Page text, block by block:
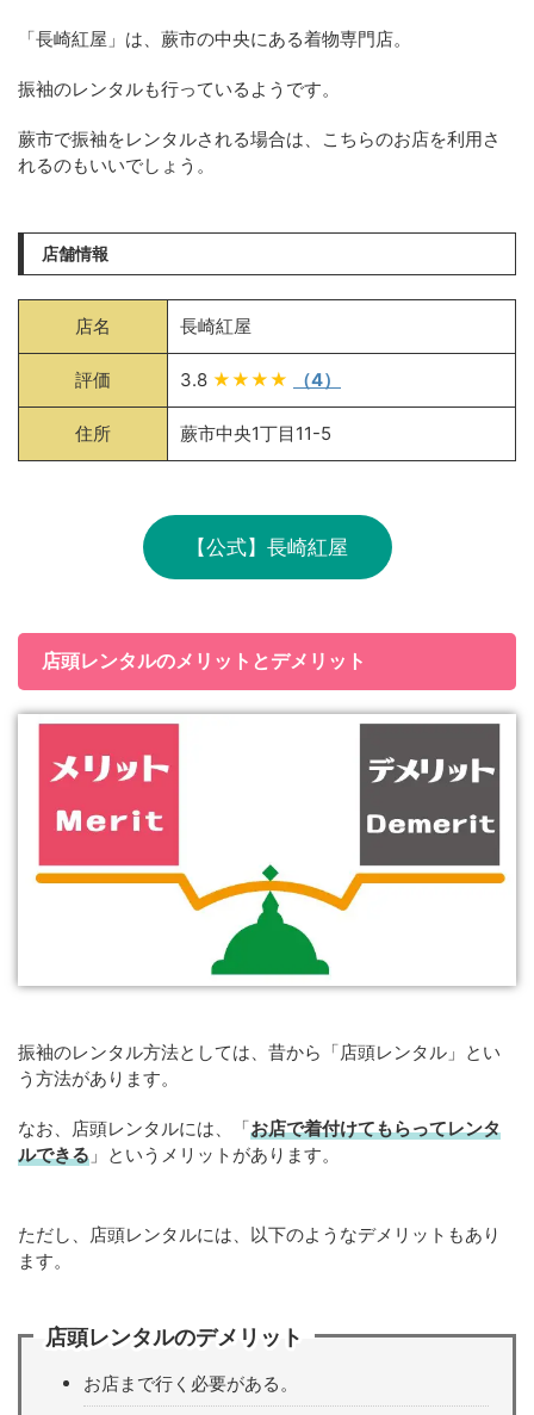
「長崎紅屋」は、蕨市の中央にある着物専門店。
振袖のレンタルも行っているようです。
蕨市で振袖をレンタルされる場合は、こちらのお店を利用さ
れるのもいいでしょう。
店舗情報
店名 長崎紅屋
評価 3.8 ★★★★ （4）
住所 蕨市中央1丁目11-5
【公式】長崎紅屋
店頭レンタルのメリットとデメリット
振袖のレンタル方法としては、昔から「店頭レンタル」とい
う方法があります。
なお、店頭レンタルには、「お店で着付けてもらってレンタ
ルできる 」というメリットがあります。
ただし、店頭レンタルには、以下のようなデメリットもあり
ます。
店頭レンタルのデメリット
お店まで行く必要がある。